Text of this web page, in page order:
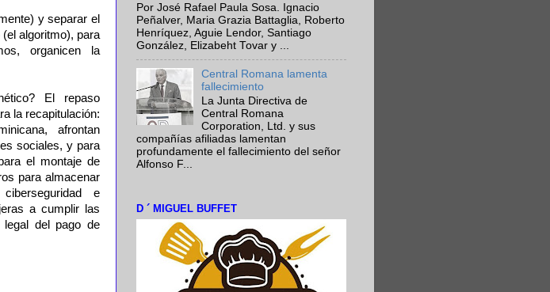
y separar el
algoritmo), para
organicen la
El repaso
la recapitulación:
afrontan
sociales, y para
el montaje de
para almacenar
e
a cumplir las
legal del pago de
Por José Rafael Paula Sosa. Ignacio
Peñalver, Maria Grazia Battaglia, Roberto
Henríquez, Aguie Lendor, Santiago
González, Elizabeht Tovar y ...
Central Romana lamenta
fallecimiento
La Junta Directiva de
Central Romana
Corporation, Ltd. y sus
compañías afiliadas lamentan
profundamente el fallecimiento del señor
Alfonso F...
D ´ MIGUEL BUFFET